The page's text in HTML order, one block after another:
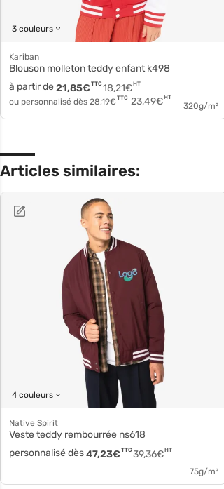
3 couleurs
Kariban
Blouson molleton teddy enfant k498
à partir de
18,21€HT
21,85€ TTC
ou personnalisé dès 28,19€ TTC 23,49€HT
320g/m²
Articles similaires:
4 couleurs
Native Spirit
Veste teddy rembourrée ns618
personnalisé dès
39,36€HT
47,23€ TTC
75g/m²